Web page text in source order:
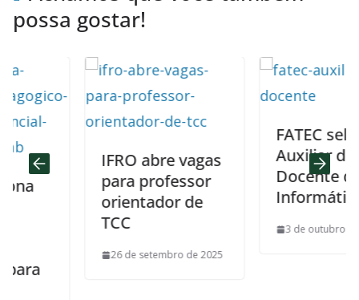
possa gostar!
IFRO abre vagas
para professor
orientador de
26 de setembro de 2025
FATEC
Auxiliar de
Docente de
Informática
3 de outubro de 2025